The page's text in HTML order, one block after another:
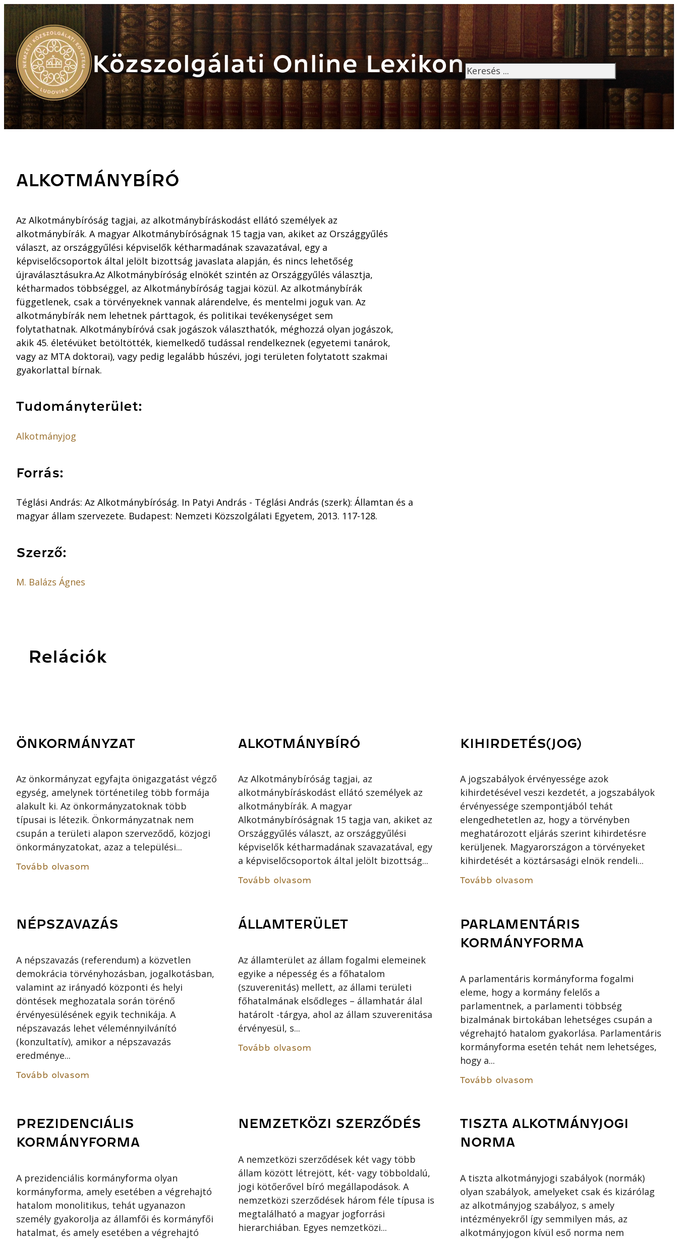
Közszolgálati Online Lexikon Keresés
ALKOTMÁNYBÍRÓ
Az Alkotmánybíróság tagjai, az alkotmánybíráskodást ellátó személyek az
alkotmánybírák. A magyar Alkotmánybíróságnak 15 tagja van, akiket az Országgyűlés
választ, az országgyűlési képviselők kétharmadának szavazatával, egy a
képviselőcsoportok által jelölt bizottság javaslata alapján, és nincs lehetőség
újraválasztásukra.Az Alkotmánybíróság elnökét szintén az Országgyűlés választja,
kétharmados többséggel, az Alkotmánybíróság tagjai közül. Az alkotmánybírák
függetlenek, csak a törvényeknek vannak alárendelve, és mentelmi joguk van. Az
alkotmánybírák nem lehetnek párttagok, és politikai tevékenységet sem
folytathatnak. Alkotmánybíróvá csak jogászok választhatók, méghozzá olyan jogászok,
akik 45. életévüket betöltötték, kiemelkedő tudással rendelkeznek (egyetemi tanárok,
vagy az MTA doktorai), vagy pedig legalább húszévi, jogi területen folytatott szakmai
gyakorlattal bírnak.
Tudományterület:
Alkotmányjog
Forrás:
Téglási András: Az Alkotmánybíróság. In Patyi András - Téglási András (szerk): Államtan és a
magyar állam szervezete. Budapest: Nemzeti Közszolgálati Egyetem, 2013. 117-128.
Szerző:
M. Balázs Ágnes
Relációk
ÖNKORMÁNYZAT
Az önkormányzat egyfajta önigazgatást végző
egység, amelynek történetileg több formája
alakult ki. Az önkormányzatoknak több
típusai is létezik. Önkormányzatnak nem
csupán a területi alapon szerveződő, közjogi
önkormányzatokat, azaz a települési...
Tovább olvasom
ALKOTMÁNYBÍRÓ
Az Alkotmánybíróság tagjai, az
alkotmánybíráskodást ellátó személyek az
alkotmánybírák. A magyar
Alkotmánybíróságnak 15 tagja van, akiket az
Országgyűlés választ, az országgyűlési
képviselők kétharmadának szavazatával, egy
a képviselőcsoportok által jelölt bizottság...
Tovább olvasom
KIHIRDETÉS(JOG)
A jogszabályok érvényessége azok
kihirdetésével veszi kezdetét, a jogszabályok
érvényessége szempontjából tehát
elengedhetetlen az, hogy a törvényben
meghatározott eljárás szerint kihirdetésre
kerüljenek. Magyarországon a törvényeket
kihirdetését a köztársasági elnök rendeli...
Tovább olvasom
NÉPSZAVAZÁS
A népszavazás (referendum) a közvetlen
demokrácia törvényhozásban, jogalkotásban,
valamint az irányadó központi és helyi
döntések meghozatala során törénő
érvényesülésének egyik technikája. A
népszavazás lehet véleménnyilvánító
(konzultatív), amikor a népszavazás
eredménye...
Tovább olvasom
ÁLLAMTERÜLET
Az államterület az állam fogalmi elemeinek
egyike a népesség és a főhatalom
(szuverenitás) mellett, az állami területi
főhatalmának elsődleges – államhatár álal
határolt -tárgya, ahol az állam szuverenitása
érvényesül, s...
Tovább olvasom
PARLAMENTÁRIS
KORMÁNYFORMA
A parlamentáris kormányforma fogalmi
eleme, hogy a kormány felelős a
parlamentnek, a parlamenti többség
bizalmának birtokában lehetséges csupán a
végrehajtó hatalom gyakorlása. Parlamentáris
kormányforma esetén tehát nem lehetséges,
hogy a...
Tovább olvasom
PREZIDENCIÁLIS
KORMÁNYFORMA
A prezidenciális kormányforma olyan
kormányforma, amely esetében a végrehajtó
hatalom monolitikus, tehát ugyanazon
személy gyakorolja az államfői és kormányfői
hatalmat, és amely esetében a végrehajtó
NEMZETKÖZI SZERZŐDÉS
A nemzetközi szerződések két vagy több
állam között létrejött, két- vagy többoldalú,
jogi kötőerővel bíró megállapodások. A
nemzetközi szerződések három féle típusa is
megtalálható a magyar jogforrási
hierarchiában. Egyes nemzetközi...
TISZTA ALKOTMÁNYJOGI
NORMA
A tiszta alkotmányjogi szabályok (normák)
olyan szabályok, amelyeket csak és kizárólag
az alkotmányjog szabályoz, s amely
intézményekről így semmilyen más, az
alkotmányjogon kívül eső norma nem